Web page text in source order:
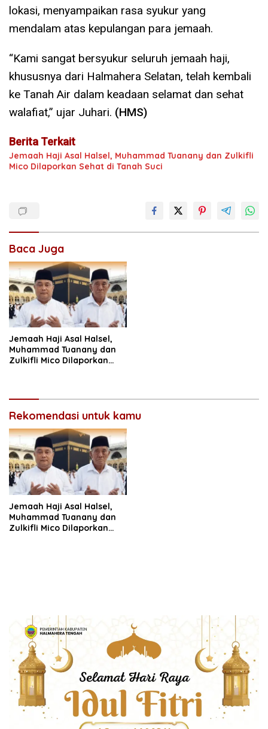
lokasi, menyampaikan rasa syukur yang
mendalam atas kepulangan para jemaah.
“Kami sangat bersyukur seluruh jemaah haji,
khususnya dari Halmahera Selatan, telah kembali
ke Tanah Air dalam keadaan selamat dan sehat
walafiat,” ujar Juhari. (HMS)
Berita Terkait
Jemaah Haji Asal Halsel, Muhammad Tuanany dan Zulkifli
Mico Dilaporkan Sehat di Tanah Suci
Baca Juga
Jemaah Haji Asal Halsel,
Muhammad Tuanany dan
Zulkifli Mico Dilaporkan
Rekomendasi untuk kamu
Jemaah Haji Asal Halsel,
Muhammad Tuanany dan
Zulkifli Mico Dilaporkan